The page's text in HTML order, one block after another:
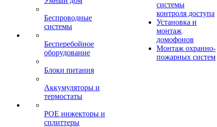
Беспроводные
системы
Бесперебойное
оборудование
Блоки питания
Аккумуляторы и
термостаты
POE инжекторы и
сплиттеры
системы
контроля доступа
Установка и
монтаж
домофонов
Монтаж охранно-
пожарных систем